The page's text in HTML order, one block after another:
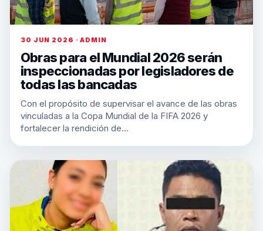
30 JUN 2026 · ADMIN
Obras para el Mundial 2026 serán
inspeccionadas por legisladores de
todas las bancadas
Con el propósito de supervisar el avance de las obras
vinculadas a la Copa Mundial de la FIFA 2026 y
fortalecer la rendición de…